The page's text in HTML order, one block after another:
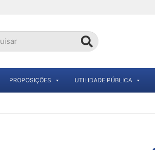
PROPOSIÇÕES UTILIDADE PÚBLICA